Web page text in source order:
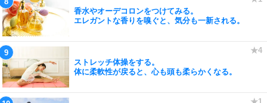
香水やオーデコロンをつけてみる。
エレガントな香りを嗅ぐと、気分も一新される。
ストレッチ体操をする。
体に柔軟性が戻ると、心も頭も柔らかくなる。